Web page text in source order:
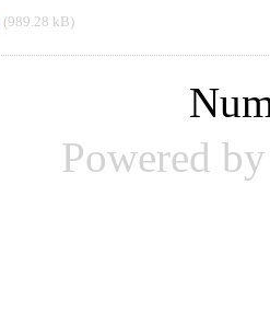
(989.28 kB)
Powered